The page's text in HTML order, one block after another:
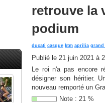
retrouve la
podium
ducati casque ktm aprilia
Publié le 21 juin 2021 à
Le roi n'a pas encore
désigner son héritier.
nouveau remporté un
Note : 21 %